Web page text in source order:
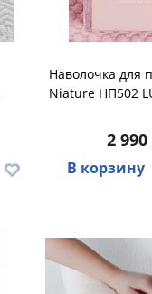
Наволочка для
Niature НП502
2
В корзину